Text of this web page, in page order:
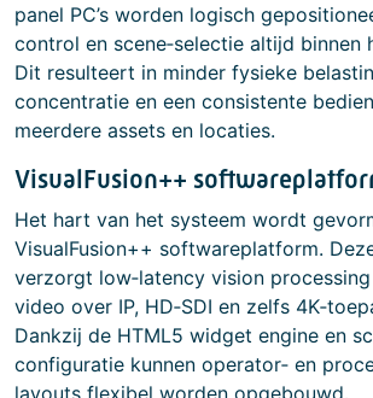
panel PC’s worden logisch
control en scene‑selectie altijd binnen
Dit resulteert in minder fysieke
concentratie en een consistente
meerdere assets en locaties.
VisualFusion++
Het hart van het systeem wordt
VisualFusion++ softwareplatform.
verzorgt low‑latency vision
video over IP, HD‑SDI en zelfs
Dankzij de HTML5 widget engine en
configuratie kunnen operator‑ en
layouts flexibel worden opgebouwd.